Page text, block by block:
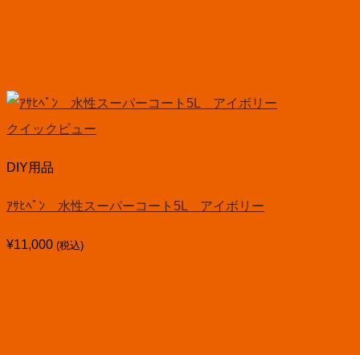
クイックビュー
DIY用品
ｱｻﾋﾍﾟﾝ 水性スーパーコート5L アイボリー
¥11,000 (税込)